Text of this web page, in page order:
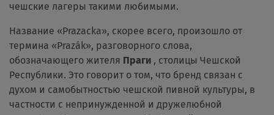
чешские лагеры такими любимыми.
Название «Prazacka», скорее всего, произошло от
термина «Prazák», разговорного слова,
обозначающего жителя Праги , столицы Чешской
Республики. Это говорит о том, что бренд связан с
духом и самобытностью чешской пивной культуры, в
частности с непринужденной и дружелюбной